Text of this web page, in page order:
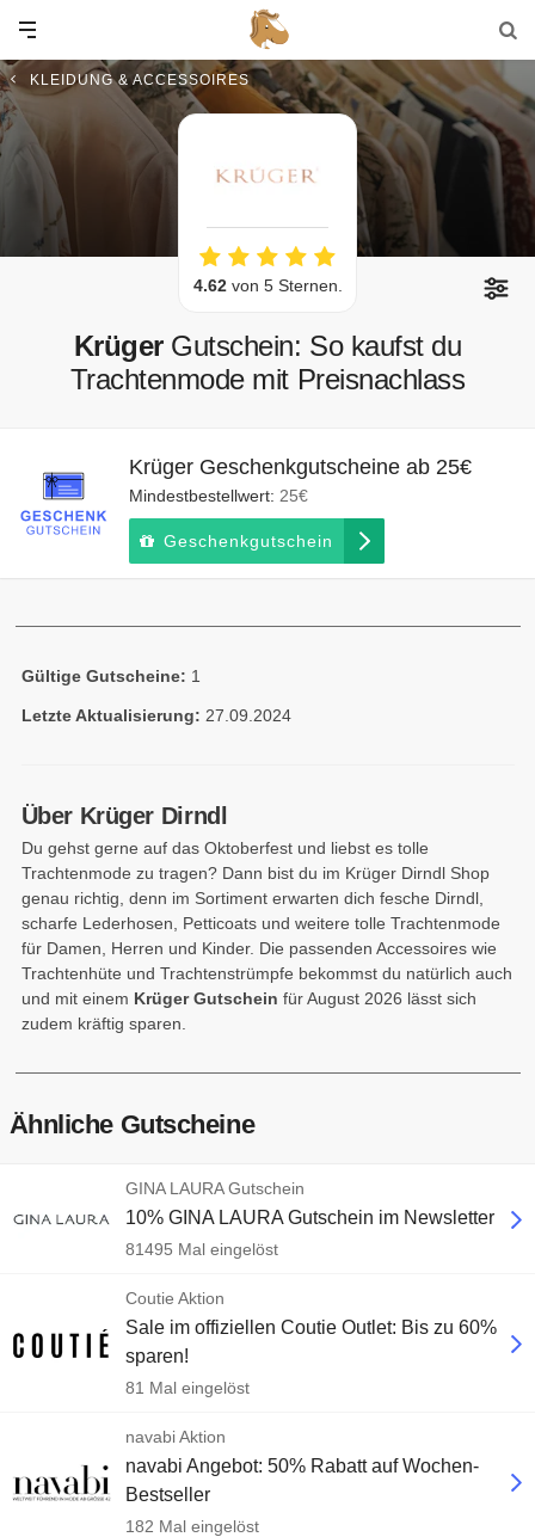
KLEIDUNG & ACCESSOIRES
4.62von 5 Sternen.
Krüger Gutschein: So kaufst du
Trachtenmode mit Preisnachlass
Krüger Geschenkgutscheine ab 25€
Mindestbestellwert: 25€
Geschenkgutschein
Gültige Gutscheine: 1
Letzte Aktualisierung: 27.09.2024
Über Krüger Dirndl
Du gehst gerne auf das Oktoberfest und liebst es tolle
Trachtenmode zu tragen? Dann bist du im Krüger Dirndl Shop
genau richtig, denn im Sortiment erwarten dich fesche Dirndl,
scharfe Lederhosen, Petticoats und weitere tolle Trachtenmode
für Damen, Herren und Kinder. Die passenden Accessoires wie
Trachtenhüte und Trachtenstrümpfe bekommst du natürlich auch
und mit einem Krüger Gutschein für August 2026 lässt sich
zudem kräftig sparen.
Ähnliche Gutscheine
GINA LAURA Gutschein
10% GINA LAURA Gutschein im Newsletter
81495 Mal eingelöst
Coutie Aktion
Sale im offiziellen Coutie Outlet: Bis zu 60%
sparen!
81 Mal eingelöst
navabi Aktion
navabi Angebot: 50% Rabatt auf Wochen-
Bestseller
182 Mal eingelöst